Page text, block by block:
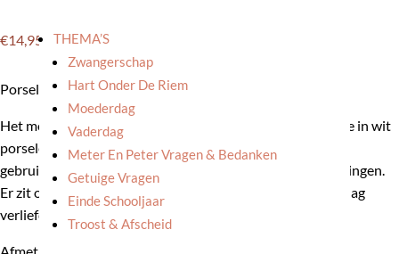
THEMA’S
Zwangerschap
Hart Onder De Riem
Moederdag
Vaderdag
Meter En Peter Vragen & Bedanken
Getuige Vragen
Einde Schooljaar
Troost & Afscheid
€14,95
Porseleinen schaaltje met een prachtige detaillering.
Het mooie Duitse merk Räder heeft een prachtige collectie in wit
porselein. Alles is mooi afgewerkt met oog voor detail! Ze
gebruiken goud in hun afwerking en/of heel fijne lijntekeningen.
Er zit ook vaak wat humor in hun collectie. Wij waren op slag
verliefd!